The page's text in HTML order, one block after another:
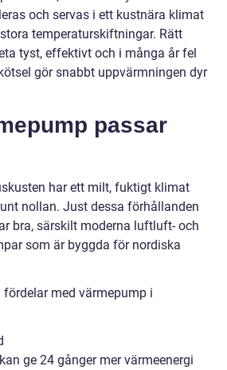
och servas i ett kustnära klimat
temperaturskiftningar. Rätt
tyst, effektivt och i många år fel
gör snabbt uppvärmningen dyr
passar
har ett milt, fuktigt klimat
nollan. Just dessa förhållanden
bra, särskilt moderna luftluft- och
som är byggda för nordiska
med värmepump i
ge 24 gånger mer värmeenergi